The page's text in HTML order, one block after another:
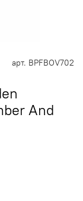
арт. BPFBOV702
And